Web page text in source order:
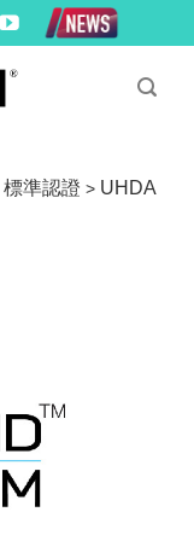
標準認證 > UHDA